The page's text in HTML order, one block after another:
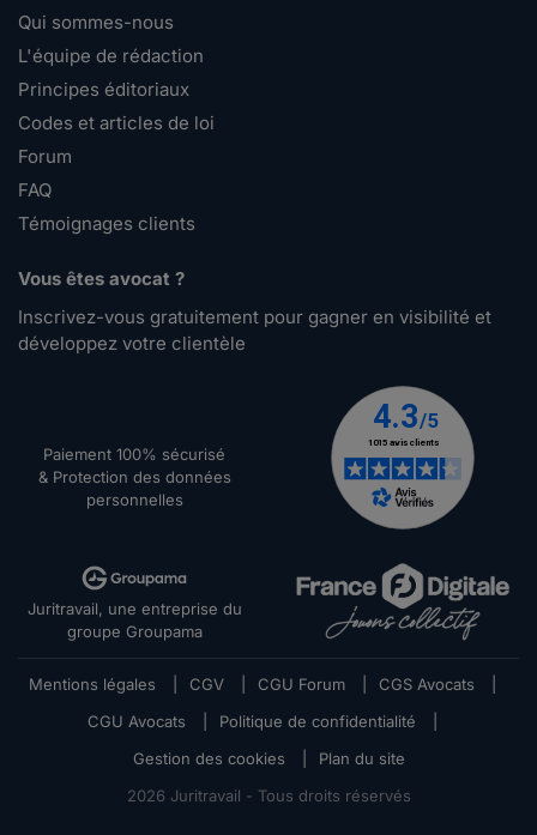
Qui sommes-nous
L'équipe de rédaction
Principes éditoriaux
Codes et articles de loi
Forum
FAQ
Témoignages clients
Vous êtes avocat ?
Inscrivez-vous gratuitement pour gagner en visibilité et
développez votre clientèle
Paiement 100% sécurisé
& Protection des données
personnelles
Juritravail, une entreprise du
groupe Groupama
Mentions légales CGV CGU Forum CGS Avocats
CGU Avocats
Politique de confidentialité
Gestion des cookies
Plan du site
2026 Juritravail - Tous droits réservés